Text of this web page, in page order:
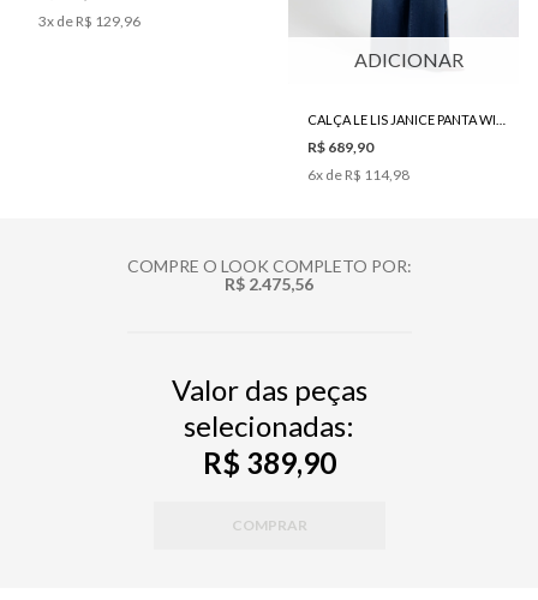
3x de R$ 129,96
ADICIONAR
R$ 689,90
6x de R$ 114,98
COMPRE O LOOK COMPLETO POR:
R$ 2.475,56
Valor das peças
selecionadas:
R$ 389,90
COMPRAR